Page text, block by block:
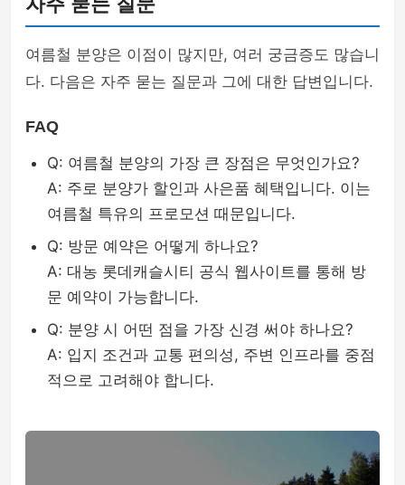
여름철 분양은 이점이 많지만, 여러 궁금증도 많습니
다. 다음은 자주 묻는 질문과 그에 대한 답변입니다.
FAQ
Q: 여름철 분양의 가장 큰 장점은 무엇인가요?
A: 주로 분양가 할인과 사은품 혜택입니다. 이는
여름철 특유의 프로모션 때문입니다.
Q: 방문 예약은 어떻게 하나요?
A: 대농 롯데캐슬시티 공식 웹사이트를 통해 방
문 예약이 가능합니다.
Q: 분양 시 어떤 점을 가장 신경 써야 하나요?
A: 입지 조건과 교통 편의성, 주변 인프라를 중점
적으로 고려해야 합니다.